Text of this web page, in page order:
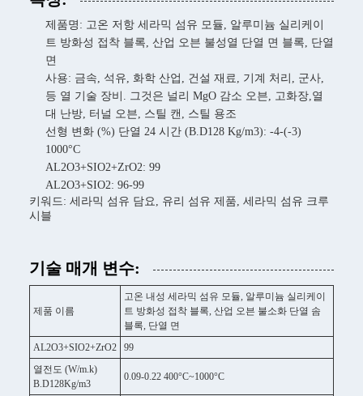
제품명: 고온 저항 세라믹 섬유 모듈, 알루미늄 실리케이
트 방화성 접착 블록, 산업 오븐 불성열 단열 면 블록, 단열
면
사용: 금속, 석유, 화학 산업, 건설 재료, 기계 처리, 군사,
등 열 기술 장비. 그것은 널리 MgO 감소 오븐, 고화장,열
대 난방, 터널 오븐, 스틸 캔, 스틸 용조
선형 변화 (%) 단열 24 시간 (B.D128 Kg/m3): -4-(-3)
1000°C
AL2O3+SIO2+ZrO2: 99
AL2O3+SIO2: 96-99
키워드: 세라믹 섬유 담요, 유리 섬유 제품, 세라믹 섬유 크루
시블
기술 매개 변수:
제품 이름
고온 내성 세라믹 섬유 모듈, 알루미늄 실리케이
트 방화성 접착 블록, 산업 오븐 불소화 단열 솜
블록, 단열 면
AL2O3+SIO2+ZrO2
99
열전도 (W/m.k)
B.D128Kg/m3
0.09-0.22 400°C~1000°C